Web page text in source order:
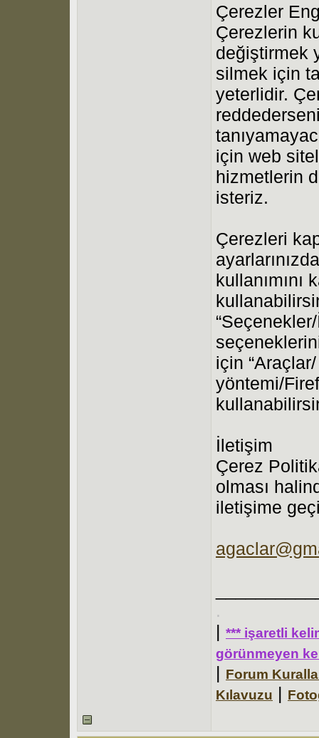
Çerezler
Çerezlerin
değiştirmek
silmek için
yeterlidir.
için web
hizmetlerin
isteriz.
Çerezleri
kullanımını
için
yöntemi/
İletişim
Çerez
olması
iletişime
.
| *** işaretli
görünmeyen
| Forum
Kılavuzu |